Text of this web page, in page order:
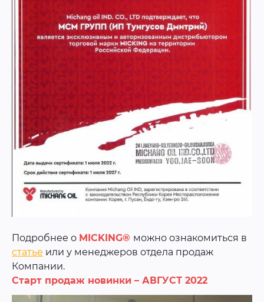
Подробнее о MICKING® можно ознакомиться в
статье или у менеджеров отдела продаж
Компании.
Старт продаж новинки – АВГУСТ 2022